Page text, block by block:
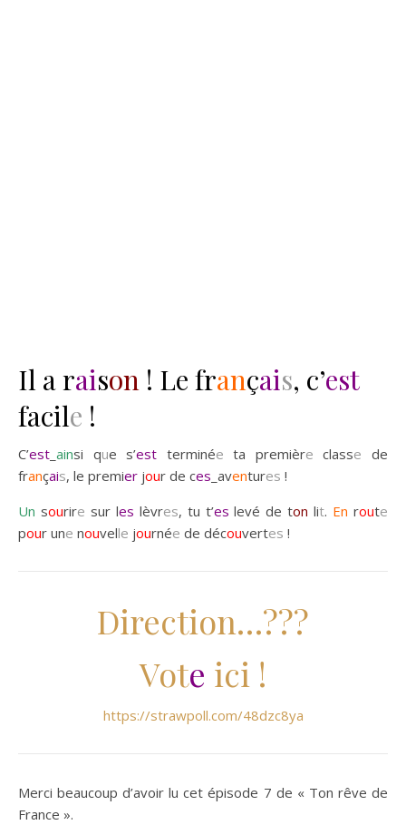
Il a raison ! Le français, c’est
facile !
C’est ainsi que s’est terminée ta première classe de
français, le premier jour de ces _aventures !
Un sourire sur les lèvres, tu t’es levé de ton lit. En route
pour une nouvelle journée de découvertes !
Direction…???
Vote ici !
https://strawpoll.com/48dzc8ya
Merci beaucoup d’avoir lu cet épisode 7 de « Ton rêve de
France ».